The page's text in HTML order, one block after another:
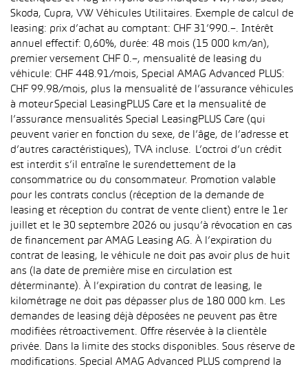
Skoda, Cupra, VW Véhicules Utilitaires. Exemple de calcul de
leasing: prix d’achat au comptant: CHF 31’990.–. Intérêt
annuel effectif: 0,60%, durée: 48 mois (15 000 km/an),
premier versement CHF 0.–, mensualité de leasing du
véhicule: CHF 448.91/mois, Special AMAG Advanced PLUS:
CHF 99.98/mois, plus la mensualité de l’assurance véhicules
à moteur Special LeasingPLUS Care et la mensualité de
l’assurance mensualités Special LeasingPLUS Care (qui
peuvent varier en fonction du sexe, de l’âge, de l’adresse et
d’autres caractéristiques), TVA incluse. L’octroi d’un crédit
est interdit s’il entraîne le surendettement de la
consommatrice ou du consommateur. Promotion valable
pour les contrats conclus (réception de la demande de
leasing et réception du contrat de vente client) entre le 1er
juillet et le 30 septembre 2026 ou jusqu’à révocation en cas
de financement par AMAG Leasing AG. À l’expiration du
contrat de leasing, le véhicule ne doit pas avoir plus de huit
ans (la date de première mise en circulation est
déterminante). À l’expiration du contrat de leasing, le
kilométrage ne doit pas dépasser plus de 180 000 km. Les
demandes de leasing déjà déposées ne peuvent pas être
modifiées rétroactivement. Offre réservée à la clientèle
privée. Dans la limite des stocks disponibles. Sous réserve de
modifications. Special AMAG Advanced PLUS comprend la